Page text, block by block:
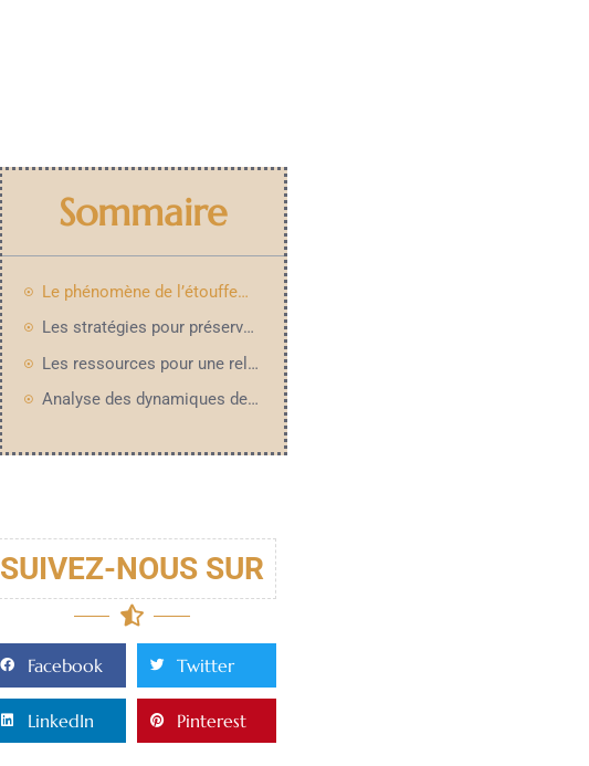
Sommaire
Le phénomène de l’étouffement dans le couple
Les stratégies pour préserver son espace personnel
Les ressources pour une relation équilibrée
Analyse des dynamiques de couple
SUIVEZ-NOUS SUR
Facebook Twitter
LinkedIn Pinterest